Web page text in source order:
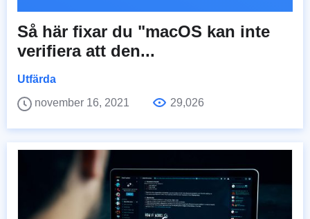
Så här fixar du "macOS kan inte
verifiera att den...
Utfärda
november 16, 2021
29,026